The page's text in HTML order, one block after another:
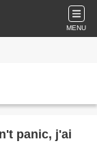
MENU
panic, j'ai